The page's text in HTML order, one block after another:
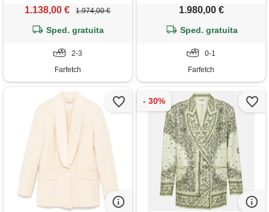
gessato - toni neutri
1.138,00 € 1.974,00 €
Sped. gratuita
2-3
Farfetch
neutri
1.980,00 €
Sped. gratuita
0-1
Farfetch